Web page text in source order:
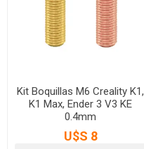
Kit Boquillas M6 Creality K1,
K1 Max, Ender 3 V3 KE
0.4mm
U$S 8